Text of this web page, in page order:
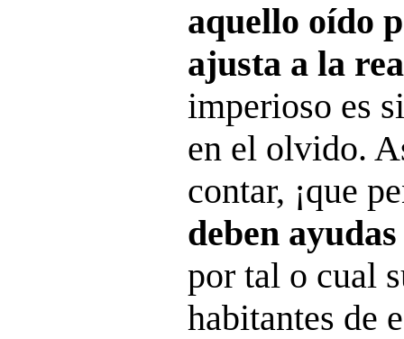
aquello oído
ajusta a la
imperioso es
en el olvido.
contar, ¡que
deben
por tal o cual
habitantes de